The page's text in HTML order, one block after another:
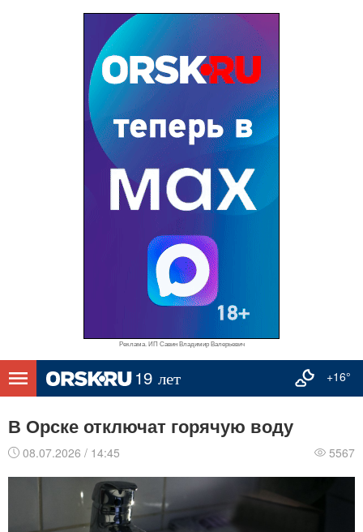
Реклама. ИП Савин Владимир Валерьевич
+16°
В Орске отключат горячую воду
08.07.2026 / 14:45 5567